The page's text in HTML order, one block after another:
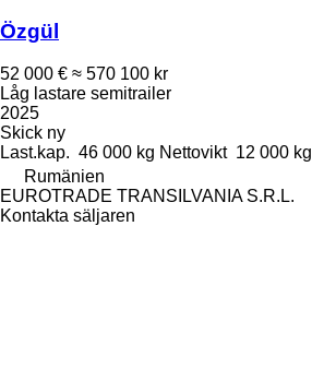
Özgül
52 000 € ≈ 570 100 kr
Låg lastare semitrailer
2025
Skick ny
Last.kap. 46 000 kg Nettovikt 12 000 kg
Rumänien
EUROTRADE TRANSILVANIA S.R.L.
Kontakta säljaren